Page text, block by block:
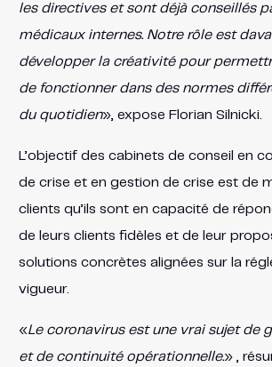
les directives et sont déjà conseillés
médicaux internes. Notre rôle est
développer la créativité pour
de fonctionner dans des normes
du quotidien», expose Florian Silnicki.
L’objectif des cabinets de conseil en
de crise et en gestion de crise est de
clients qu’ils sont en capacité de
de leurs clients fidèles et de leur
solutions concrètes alignées sur la
vigueur.
«Le coronavirus est une vrai sujet de
et de continuité opérationnelle.» ,